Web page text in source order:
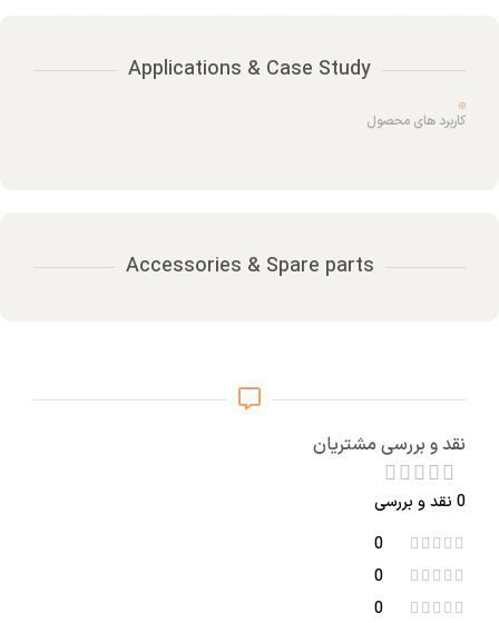
Applications & Case Study
کاربرد های محصول
Accessories & Spare parts
نقد و بررسی مشتریان
0 نقد و بررسی
0
0
0